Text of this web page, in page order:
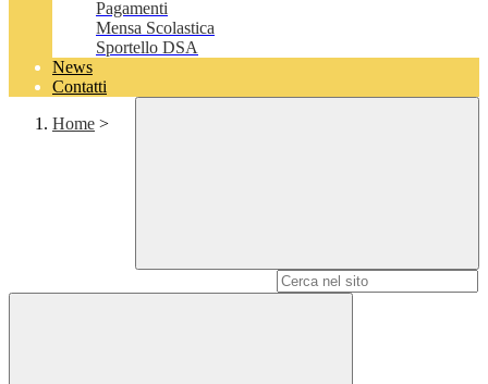
Pagamenti
Mensa Scolastica
Sportello DSA
News
Contatti
Home >